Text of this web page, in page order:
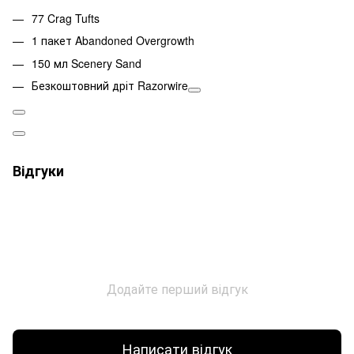
77 Crag Tufts
1 пакет Abandoned Overgrowth
150 мл Scenery Sand
Безкоштовний дріт Razorwire
Відгуки
Додайте перший відгук
Написати відгук